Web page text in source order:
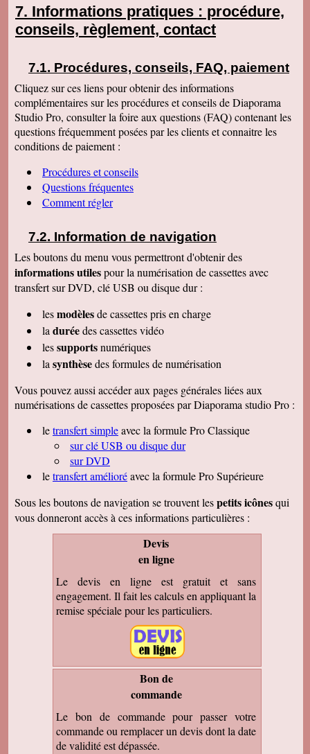
Informations pratiques : procédure,
conseils, règlement, contact
Procédures, conseils, FAQ, paiement
Cliquez sur ces liens pour obtenir des informations
complémentaires sur les procédures et conseils de Diaporama
Studio Pro, consulter la foire aux questions (FAQ) contenant les
questions fréquemment posées par les clients et connaitre les
conditions de paiement :
Procédures et conseils
Questions fréquentes
Comment régler
Information de navigation
Les boutons du menu vous permettront d'obtenir des
informations utilespour la numérisation de cassettes avec
transfert sur DVD, clé USB ou disque dur :
lesmodèlesde cassettes pris en charge
la duréedes cassettes vidéo
lessupportsnumériques
la synthèsedes formules de numérisation
Vous pouvez aussi accéder aux pages générales liées aux
numérisations de cassettes proposées par Diaporama studio Pro :
letransfert simpleavec la formule Pro Classique
sur clé USB ou disque dur
sur DVD
letransfert amélioréavec la formule Pro Supérieure
Sous les boutons de navigation se trouvent lespetits icônesqui
vous donneront accès à ces informations particulières :
Devis
en ligne
Le devis en ligne est gratuit et sans
engagement. Il fait les calculs en appliquant la
remise spéciale pour les particuliers.
Bon de
commande
Le bon de commande pour passer votre
commande ou remplacer un devis dont la date
de validité est dépassée.